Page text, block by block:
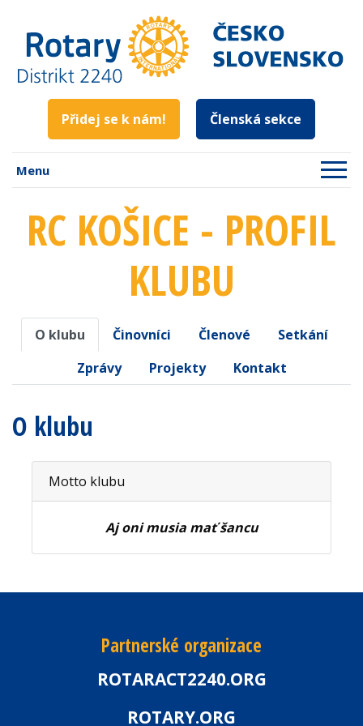
Přidej se k nám! Členská sekce
Menu
RC KOŠICE - PROFIL
KLUBU
O klubu Činovníci Členové
Setkání
Zprávy
Projekty Kontakt
O klubu
Motto klubu
Aj oni musia mať šancu
Partnerské organizace
ROTARACT2240.ORG
ROTARY.ORG